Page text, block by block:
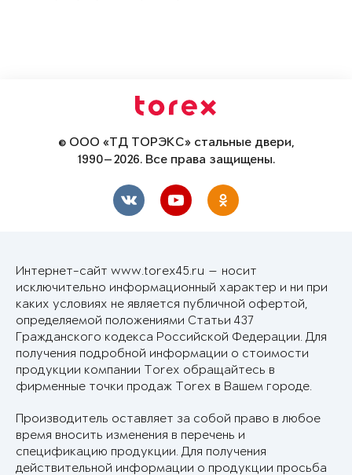
© ООО «ТД ТОРЭКС» стальные двери,
1990—2026. Все права защищены.
Интернет-сайт www.torex45.ru — носит
исключительно информационный характер и ни при
каких условиях не является публичной офертой,
определяемой положениями Статьи 437
Гражданского кодекса Российской Федерации. Для
получения подробной информации о стоимости
продукции компании Torex обращайтесь в
фирменные точки продаж Torex в Вашем городе.
Производитель оставляет за собой право в любое
время вносить изменения в перечень и
спецификацию продукции. Для получения
действительной информации о продукции просьба